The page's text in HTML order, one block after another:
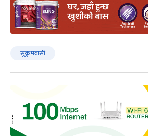
सुकुमवासी